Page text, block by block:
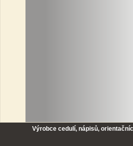
Výrobce cedulí, nápisů,